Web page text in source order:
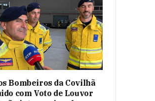
Bombeiros da Covilhã
com Voto de Louvor